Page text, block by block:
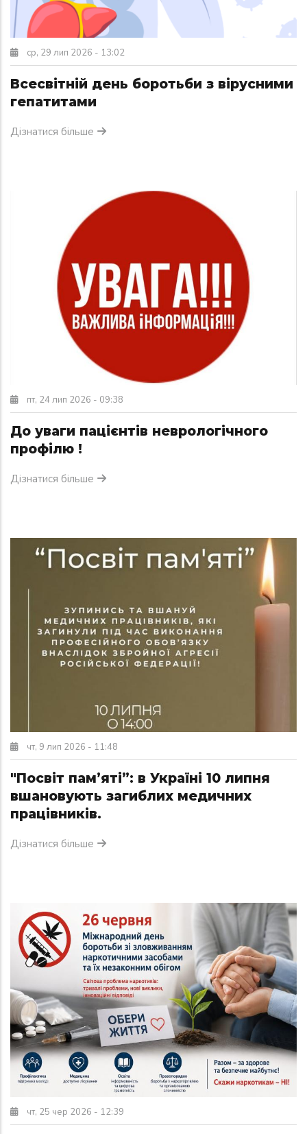
ср, 29 лип 2026 - 13:02
Всесвітній день боротьби з вірусними
гепатитами
Дізнатися більше
пт, 24 лип 2026 - 09:38
До уваги пацієнтів неврологічного
профілю !
Дізнатися більше
чт, 9 лип 2026 - 11:48
"Посвіт пам’яті”: в Україні 10 липня
вшановують загиблих медичних
працівників.
Дізнатися більше
чт, 25 чер 2026 - 12:39